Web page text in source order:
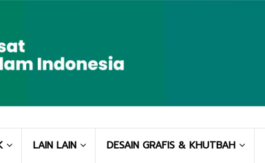
LAIN LAIN DESAIN GRAFIS & KHUTBAH